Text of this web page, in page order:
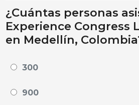
¿Cuántas personas
Experience Congress
en Medellín,
300
900